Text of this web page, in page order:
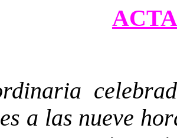
ACTA
a las nueve